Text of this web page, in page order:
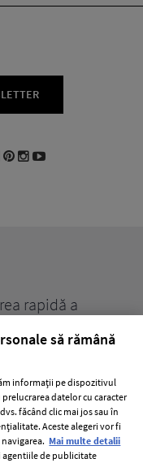
rapidă a
să rămână
informații pe dispozitivul
datelor cu caracter
făcând clic mai jos sau în
Aceste alegeri vor fi
Mai multe detalii
agentiile de publicitate